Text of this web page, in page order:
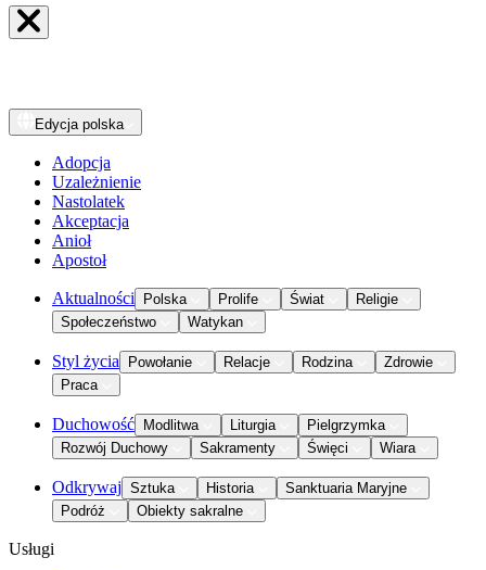
Edycja polska
Adopcja
Uzależnienie
Nastolatek
Akceptacja
Anioł
Apostoł
Aktualności Polska Prolife Świat
Religie
Społeczeństwo
Watykan
Styl życia Powołanie Relacje Rodzina
Zdrowie
Praca
Duchowość Modlitwa Liturgia
Pielgrzymka
Rozwój Duchowy
Sakramenty Święci Wiara
Odkrywaj Sztuka Historia
Sanktuaria Maryjne
Podróż
Obiekty sakralne
Usługi